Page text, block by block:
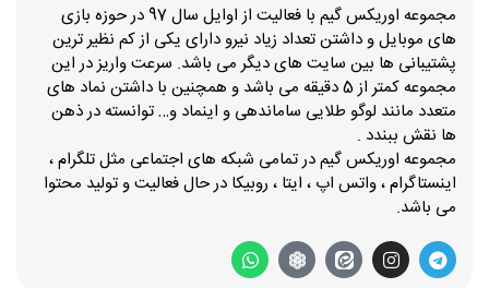
مجموعه اوریکس گیم با فعالیت از اوایل سال 97 در حوزه بازی
های موبایل و داشتن تعداد زیاد نیرو دارای یکی از کم نظیر ترین
پشتیبانی ها بین سایت های دیگر می باشد. سرعت واریز در این
مجموعه کمتر از 5 دقیقه می باشد و همچنین با داشتن نماد های
متعدد مانند لوگو طلایی ساماندهی و اینماد و… توانسته در ذهن
ها نقش ببندد .
مجموعه اوریکس گیم در تمامی شبکه های اجتماعی مثل تلگرام ،
اینستاگرام ، واتس اپ ، ایتا ، روبیکا در حال فعالیت و تولید محتوا
می باشد.